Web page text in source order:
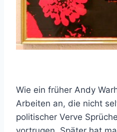
Wie ein früher Andy
Arbeiten an, die nicht
politischer Verve